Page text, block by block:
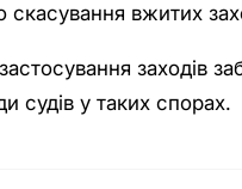
вжитих
заходів
судів у таких спорах.